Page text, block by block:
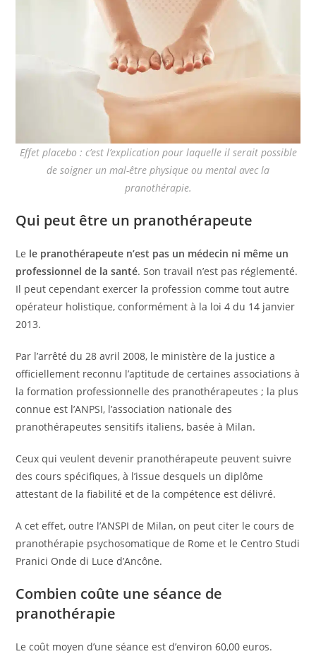
Effet placebo : c’est l’explication pour laquelle il serait possible
de soigner un mal-être physique ou mental avec la
pranothérapie.
Qui peut être un pranothérapeute
Le le pranothérapeute n’est pas un médecin ni même un
professionnel de la santé. Son travail n’est pas réglementé.
Il peut cependant exercer la profession comme tout autre
opérateur holistique, conformément à la loi 4 du 14 janvier
2013.
Par l’arrêté du 28 avril 2008, le ministère de la justice a
officiellement reconnu l’aptitude de certaines associations à
la formation professionnelle des pranothérapeutes ; la plus
connue est l’ANPSI, l’association nationale des
pranothérapeutes sensitifs italiens, basée à Milan.
Ceux qui veulent devenir pranothérapeute peuvent suivre
des cours spécifiques, à l’issue desquels un diplôme
attestant de la fiabilité et de la compétence est délivré.
A cet effet, outre l’ANSPI de Milan, on peut citer le cours de
pranothérapie psychosomatique de Rome et le Centro Studi
Pranici Onde di Luce d’Ancône.
Combien coûte une séance de
pranothérapie
Le coût moyen d’une séance est d’environ 60,00 euros.